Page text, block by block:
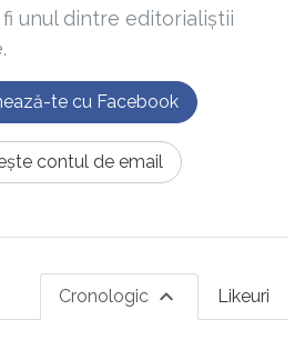
unul dintre editorialiștii
te cu Facebook
contul de email
Likeuri
Cronologic